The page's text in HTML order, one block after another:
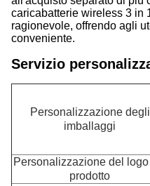
caricabatterie wireless 3 in
ragionevole, offrendo agli
conveniente.
Servizio
Personalizzazione degli
imballaggi
Personalizzazione del logo
prodotto